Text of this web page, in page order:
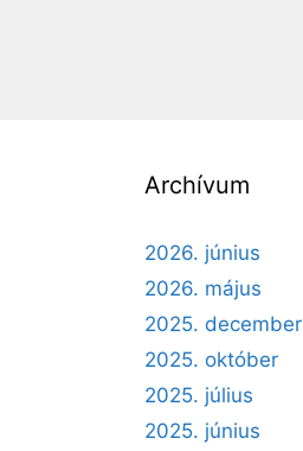
Archívum
2026. június
2026. május
2025. december
2025. október
2025. július
2025. június